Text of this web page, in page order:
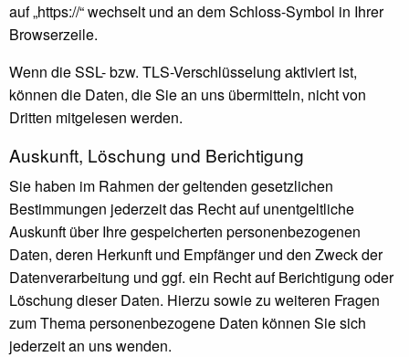
auf „https://“ wechselt und an dem Schloss-Symbol in Ihrer
Browserzeile.
Wenn die SSL- bzw. TLS-Verschlüsselung aktiviert ist,
können die Daten, die Sie an uns übermitteln, nicht von
Dritten mitgelesen werden.
Auskunft, Löschung und Berichtigung
Sie haben im Rahmen der geltenden gesetzlichen
Bestimmungen jederzeit das Recht auf unentgeltliche
Auskunft über Ihre gespeicherten personenbezogenen
Daten, deren Herkunft und Empfänger und den Zweck der
Datenverarbeitung und ggf. ein Recht auf Berichtigung oder
Löschung dieser Daten. Hierzu sowie zu weiteren Fragen
zum Thema personenbezogene Daten können Sie sich
jederzeit an uns wenden.